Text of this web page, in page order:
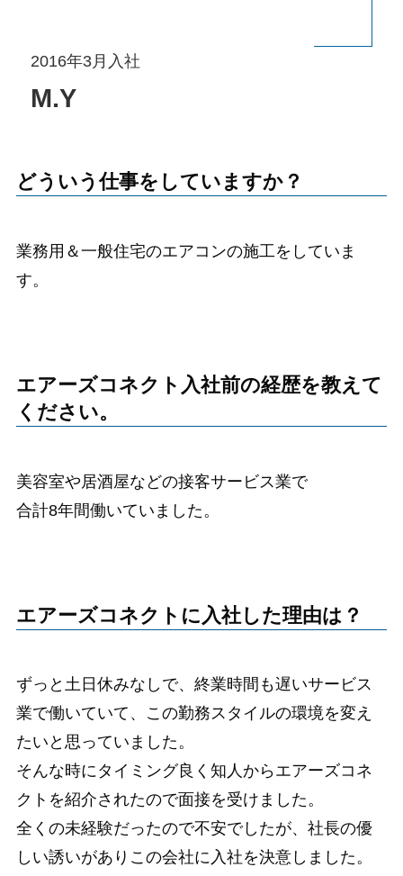
2016年3月入社
M.Y
どういう仕事をしていますか？
業務用＆一般住宅のエアコンの施工をしていま
す。
エアーズコネクト入社前の経歴を教えて
ください。
美容室や居酒屋などの接客サービス業で
合計8年間働いていました。
エアーズコネクトに入社した理由は？
ずっと土日休みなしで、終業時間も遅いサービス
業で働いていて、この勤務スタイルの環境を変え
たいと思っていました。
そんな時にタイミング良く知人からエアーズコネ
クトを紹介されたので面接を受けました。
全くの未経験だったので不安でしたが、社長の優
しい誘いがありこの会社に入社を決意しました。